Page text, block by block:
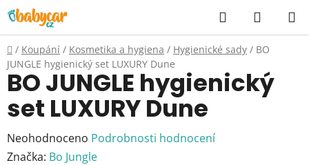
Přejít
na
obsah
Hledat
KOŠÍK
Domů
/ Koupání / Kosmetika a hygiena / Hygienické sady / BO
JUNGLE hygienický set LUXURY Dune
BO JUNGLE hygienický
set LUXURY Dune
Průměrné
hodnocení
Neohodnoceno Podrobnosti hodnocení
Značka: Bo Jungle